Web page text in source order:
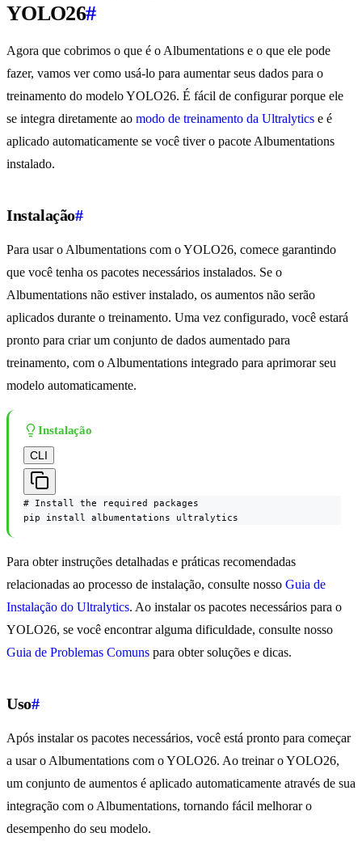
YOLO26#
Agora que cobrimos o que é o Albumentations e o que ele pode
fazer, vamos ver como usá-lo para aumentar seus dados para o
treinamento do modelo YOLO26. É fácil de configurar porque ele
se integra diretamente ao modo de treinamento da Ultralytics e é
aplicado automaticamente se você tiver o pacote Albumentations
instalado.
Instalação#
Para usar o Albumentations com o YOLO26, comece garantindo
que você tenha os pacotes necessários instalados. Se o
Albumentations não estiver instalado, os aumentos não serão
aplicados durante o treinamento. Uma vez configurado, você estará
pronto para criar um conjunto de dados aumentado para
treinamento, com o Albumentations integrado para aprimorar seu
modelo automaticamente.
Instalação
CLI
# Install the required packages
pip install albumentations ultralytics
Para obter instruções detalhadas e práticas recomendadas
relacionadas ao processo de instalação, consulte nosso Guia de
Instalação do Ultralytics. Ao instalar os pacotes necessários para o
YOLO26, se você encontrar alguma dificuldade, consulte nosso
Guia de Problemas Comuns para obter soluções e dicas.
Uso#
Após instalar os pacotes necessários, você está pronto para começar
a usar o Albumentations com o YOLO26. Ao treinar o YOLO26,
um conjunto de aumentos é aplicado automaticamente através de sua
integração com o Albumentations, tornando fácil melhorar o
desempenho do seu modelo.